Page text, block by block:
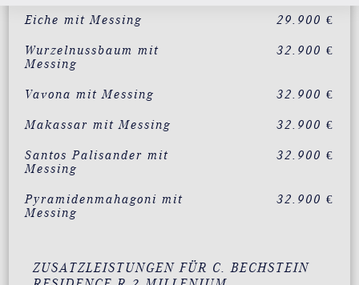
Eiche mit Messing 29.900 €
Wurzelnussbaum mit
Messing
32.900 €
Vavona mit Messing 32.900 €
Makassar mit Messing 32.900 €
Santos Palisander mit
Messing
32.900 €
Pyramidenmahagoni mit
Messing
32.900 €
ZUSATZLEISTUNGEN FÜR C. BECHSTEIN